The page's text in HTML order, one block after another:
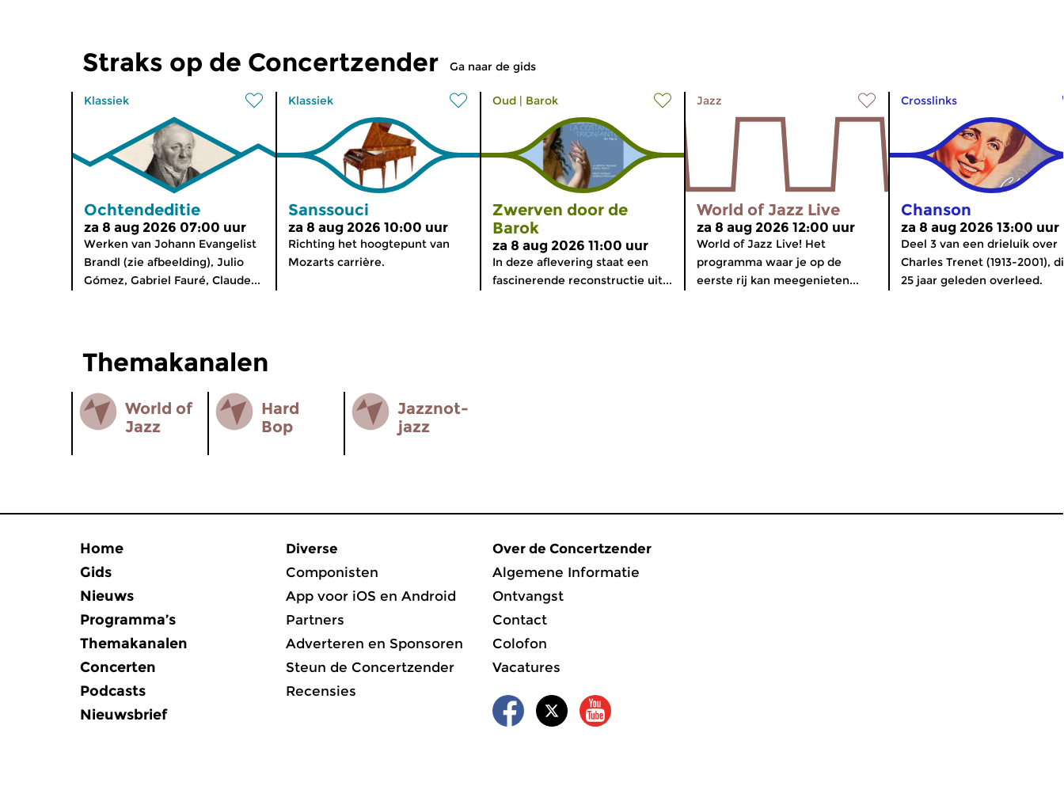
Straks op de Concertzender Ga naar de gids
Klassiek
Ochtendeditie
za 8 aug 2026 07:00 uur
Werken van Johann Evangelist
Brandl (zie afbeelding), Julio
Gómez, Gabriel Fauré, Claude...
Klassiek
Sanssouci
za 8 aug 2026 10:00 uur
Richting het hoogtepunt van
Mozarts carrière.
Oud | Barok
Zwerven door de
Barok
za 8 aug 2026 11:00 uur
In deze aflevering staat een
fascinerende reconstructie uit...
Jazz
World of Jazz Live
za 8 aug 2026 12:00 uur
World of Jazz Live! Het
programma waar je op de
eerste rij kan meegenieten...
Crosslinks
Chanson
za 8 aug 2026 13:00 uur
Deel 3 van een drieluik over
Charles Trenet (1913-2001),
25 jaar geleden overleed.
Themakanalen
World of
Jazz
Hard
Bop
Jazz­not­
jazz
Home
Gids
Nieuws
Programma’s
Themakanalen
Concerten
Podcasts
Nieuwsbrief
Diverse
Componisten
App voor iOS en Android
Partners
Adverteren en Sponsoren
Steun de Concertzender
Recensies
Over de Concertzender
Algemene Informatie
Ontvangst
Contact
Colofon
Vacatures